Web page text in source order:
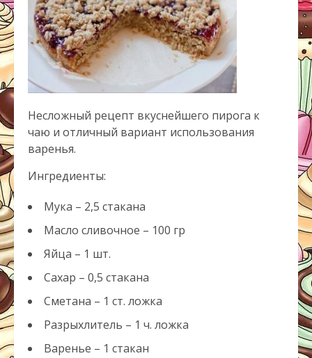
Несложный рецепт вкуснейшего пирога к
чаю и отличный вариант использования
варенья.
Ингредиенты:
Мука – 2,5 стакана
Масло сливочное – 100 гр
Яйца – 1 шт.
Сахар – 0,5 стакана
Сметана – 1 ст. ложка
Разрыхлитель – 1 ч. ложка
Варенье – 1 стакан